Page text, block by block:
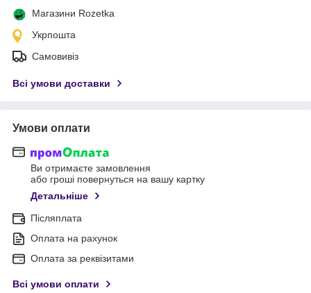
Магазини Rozetka
Укрпошта
Самовивіз
Всі умови доставки
Умови оплати
Ви отримаєте замовлення
або гроші повернуться на вашу картку
Детальніше
Післяплата
Оплата на рахунок
Оплата за реквізитами
Всі умови оплати